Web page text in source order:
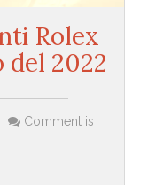
Rolex
2022
Comment is